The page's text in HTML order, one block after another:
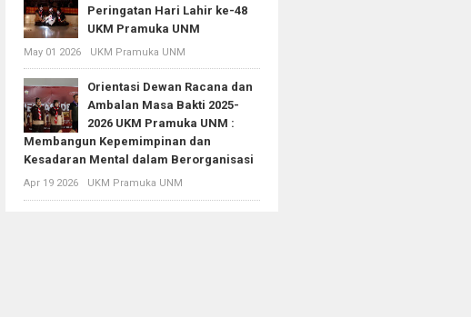
Peringatan Hari Lahir ke-48
UKM Pramuka UNM
May 01 2026 UKM Pramuka UNM
Orientasi Dewan Racana dan
Ambalan Masa Bakti 2025-
2026 UKM Pramuka UNM :
Membangun Kepemimpinan dan
Kesadaran Mental dalam Berorganisasi
Apr 19 2026 UKM Pramuka UNM